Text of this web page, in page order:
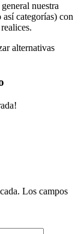
nuestra
categorías) con
alternativas
Los campos